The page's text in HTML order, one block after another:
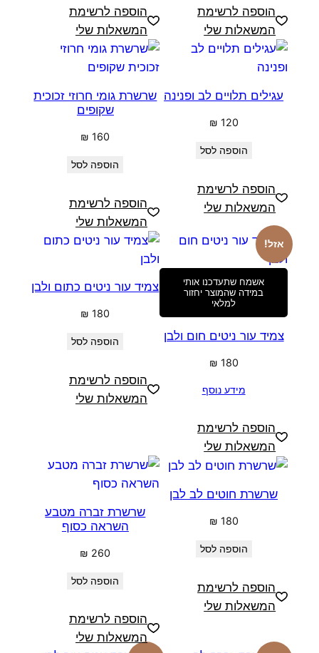
הוספה לרשימת
המשאלות שלי
הוספה לרשימת
המשאלות שלי
עגילים תלויים לב ופנינה
₪ 120
הוספה לסל
הוספה לרשימת
המשאלות שלי
שרשרת גומי חרוזי זכוכית
שקופים
₪ 160
הוספה לסל
הוספה לרשימת
המשאלות שלי
אזל!
אשמח שתעדכנו אותי
במידה שהמוצר יחזור
למלאי
צמיד עור ניטים חום ולבן
₪ 180
מידע נוסף
הוספה לרשימת
המשאלות שלי
צמיד עור ניטים כתום ולבן
₪ 180
הוספה לסל
הוספה לרשימת
המשאלות שלי
שרשרת חוטים לב לבן
₪ 180
הוספה לסל
הוספה לרשימת
המשאלות שלי
שרשרת זברה מטבע
השראה כסוף
₪ 260
הוספה לסל
הוספה לרשימת
המשאלות שלי